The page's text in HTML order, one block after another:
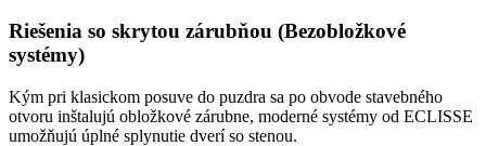
Riešenia so skrytou zárubňou (Bezobložkové
systémy)
Kým pri klasickom posuve do puzdra sa po obvode stavebného
otvoru inštalujú obložkové zárubne, moderné systémy od ECLISSE
umožňujú úplné splynutie dverí so stenou.